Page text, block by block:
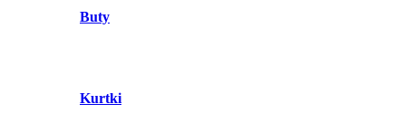
Buty
Kurtki